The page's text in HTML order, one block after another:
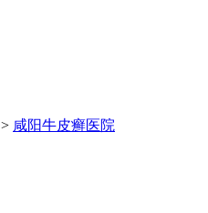
> 咸阳牛皮癣医院